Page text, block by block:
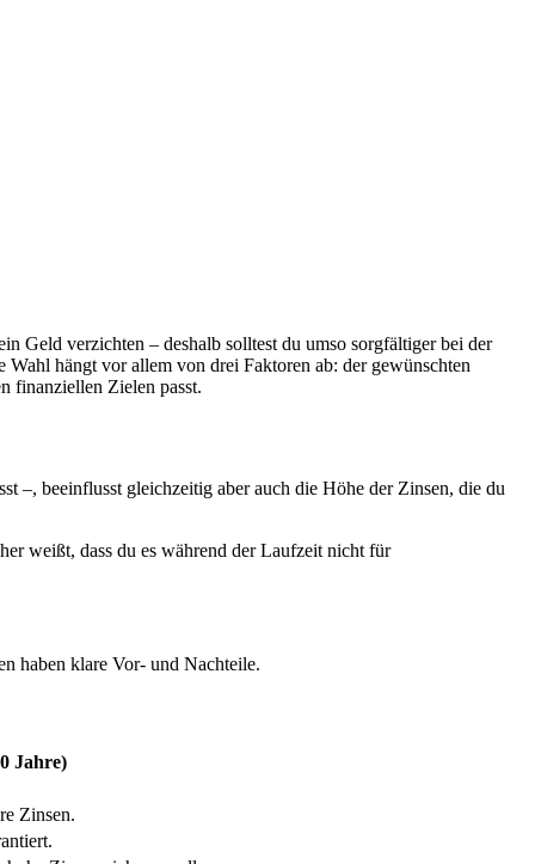
Geld verzichten – deshalb solltest du umso sorgfältiger bei der
hängt vor allem von drei Faktoren ab: der gewünschten
finanziellen Zielen passt.
–, beeinflusst gleichzeitig aber auch die Höhe der Zinsen, die du
weißt, dass du es während der Laufzeit nicht für
haben klare Vor- und Nachteile.
Jahre)
Zinsen.